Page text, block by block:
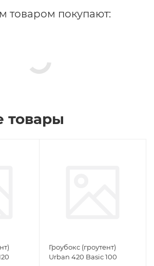
товаром покупают:
товары
Гроубокс (гроутент)
Urban 420 Basic 100